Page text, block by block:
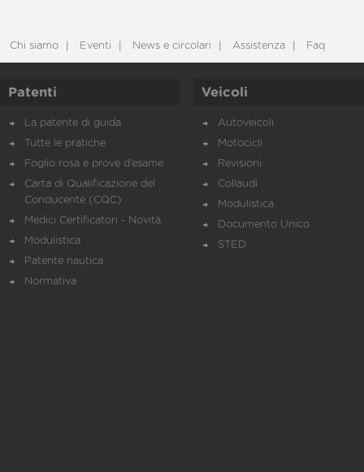
Chi siamo Eventi News e circolari Assistenza Faq
Patenti
La patente di guida
Tutte le pratiche
Foglio rosa e prove d’esame
Carta di Qualificazione del
Conducente (CQC)
Medici Certificatori - Novità
Modulistica
Patente nautica
Normativa
Veicoli
Autoveicoli
Motocicli
Revisioni
Collaudi
Modulistica
Documento Unico
STED